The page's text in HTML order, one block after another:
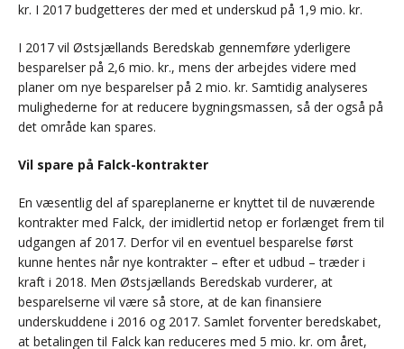
kr. I 2017 budgetteres der med et underskud på 1,9 mio. kr.
I 2017 vil Østsjællands Beredskab gennemføre yderligere
besparelser på 2,6 mio. kr., mens der arbejdes videre med
planer om nye besparelser på 2 mio. kr. Samtidig analyseres
mulighederne for at reducere bygningsmassen, så der også på
det område kan spares.
Vil spare på Falck-kontrakter
En væsentlig del af spareplanerne er knyttet til de nuværende
kontrakter med Falck, der imidlertid netop er forlænget frem til
udgangen af 2017. Derfor vil en eventuel besparelse først
kunne hentes når nye kontrakter – efter et udbud – træder i
kraft i 2018. Men Østsjællands Beredskab vurderer, at
besparelserne vil være så store, at de kan finansiere
underskuddene i 2016 og 2017. Samlet forventer beredskabet,
at betalingen til Falck kan reduceres med 5 mio. kr. om året,